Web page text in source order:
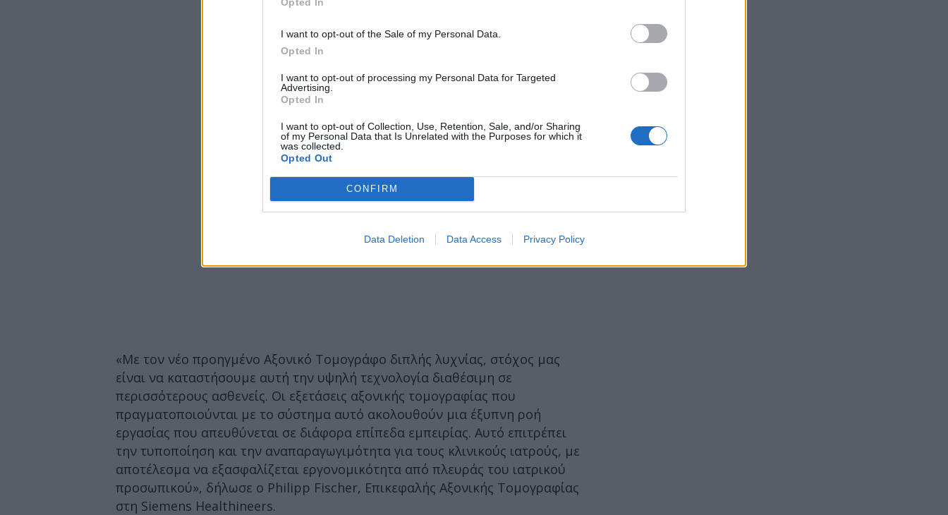
I want to opt-out of the Sale of my Personal Data.
Opted In
I want to opt-out of processing my Personal Data for Targeted
Advertising.
Opted In
I want to opt-out of Collection, Use, Retention, Sale, and/or Sharing
of my Personal Data that Is Unrelated with the Purposes for which it
was collected.
Opted Out
CONFIRM
Data Deletion Data Access Privacy Policy
«Με τον νέο προηγμένο Αξονικό Τομογράφο διπλής λυχνίας, στόχος μας
είναι να καταστήσουμε αυτή την υψηλή τεχνολογία διαθέσιμη σε
περισσότερους ασθενείς. Οι εξετάσεις αξονικής τομογραφίας που
πραγματοποιούνται με το σύστημα αυτό ακολουθούν μια έξυπνη ροή
εργασίας που απευθύνεται σε διάφορα επίπεδα εμπειρίας. Αυτό επιτρέπει
την τυποποίηση και την αναπαραγωγιμότητα για τους κλινικούς ιατρούς, με
αποτέλεσμα να εξασφαλίζεται εργονομικότητα από πλευράς του ιατρικού
προσωπικού», δήλωσε ο Philipp Fischer, Επικεφαλής Αξονικής Τομογραφίας
στη Siemens Healthineers.